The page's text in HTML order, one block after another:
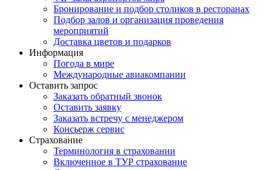
Бронирование и подбор столиков в ресторанах
Подбор залов и организация проведения
мероприятий
Доставка цветов и подарков
Информация
Погода в мире
Международные авиакомпании
Оставить запрос
Заказать обратный звонок
Оставить заявку
Заказать встречу с менеджером
Консьерж сервис
Страхование
Терминология в страховании
Включенное в ТУР страхование